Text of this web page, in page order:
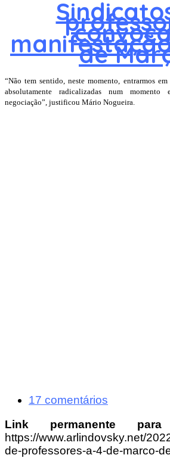
de
“Não tem sentido, neste momento, entrarmos
absolutamente radicalizadas num
negociação”, justificou Mário Nogueira.
17 comentários
Link permanente
https://www.arlindovsky.net/
de-professores-a-4-de-marco-